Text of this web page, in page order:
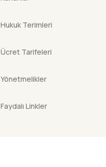
Hukuk Terimleri
Ücret Tarifeleri
Yönetmelikler
Faydalı Linkler